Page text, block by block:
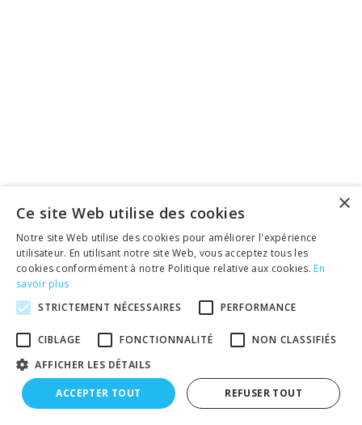
×
Ce site Web utilise des cookies
Notre site Web utilise des cookies pour améliorer l'expérience
utilisateur. En utilisant notre site Web, vous acceptez tous les
cookies conformément à notre Politique relative aux cookies. En
savoir plus
STRICTEMENT NÉCESSAIRES
PERFORMANCE
CIBLAGE FONCTIONNALITÉ
NON CLASSIFIÉS
AFFICHER LES DÉTAILS
ACCEPTER TOUT REFUSER TOUT